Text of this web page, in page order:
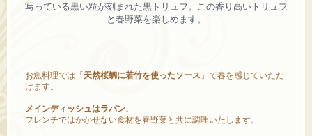
写っている黒い粒が刻まれた黒トリュフ。この香り高いトリュフ
と春野菜を楽しめます。
お魚料理では「天然桜鯛に若竹を使ったソース 」で春を感じていただ
けます。
メインディッシュはラパン。
フレンチではかかせない食材を春野菜と共に調理いたします。